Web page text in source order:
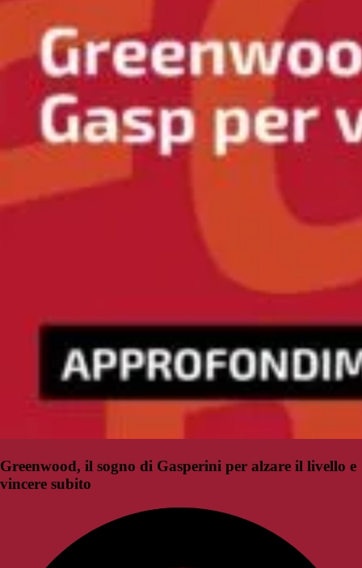
Greenwood, il sogno di Gasperini per alzare il livello e
vincere subito